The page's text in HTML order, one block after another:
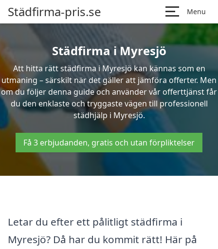
Städfirma-pris.se Menu
Städfirma i Myresjö
Att hitta rätt städfirma i Myresjö kan kännas som en
utmaning – särskilt när det gäller att jämföra offerter. Men
om du följer denna guide och använder vår offerttjänst får
du den enklaste och tryggaste vägen till professionell
städhjälp i Myresjö.
Få 3 erbjudanden, gratis och utan förpliktelser
Letar du efter ett pålitligt städfirma i
Myresjö? Då har du kommit rätt! Här på